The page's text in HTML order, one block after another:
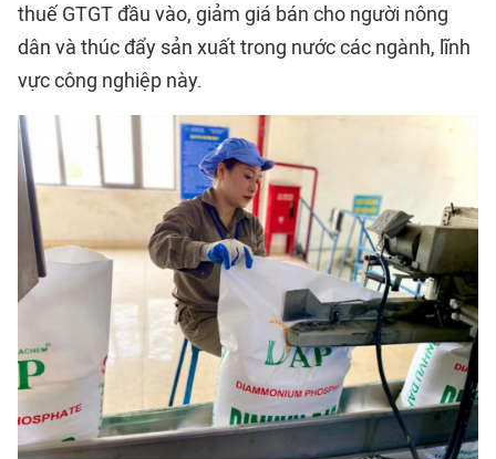
thuế GTGT đầu vào, giảm giá bán cho người nông
dân và thúc đẩy sản xuất trong nước các ngành, lĩnh
vực công nghiệp này.